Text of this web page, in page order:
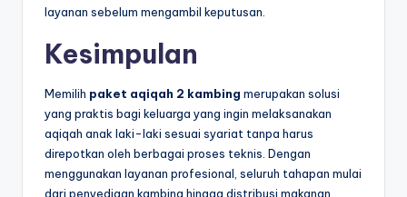
layanan sebelum mengambil keputusan.
Kesimpulan
Memilih paket aqiqah 2 kambing merupakan solusi
yang praktis bagi keluarga yang ingin melaksanakan
aqiqah anak laki-laki sesuai syariat tanpa harus
direpotkan oleh berbagai proses teknis. Dengan
menggunakan layanan profesional, seluruh tahapan mulai
dari penyediaan kambing hingga distribusi makanan